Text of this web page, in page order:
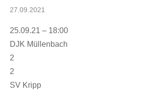
Posted
27.09.2021
25.09.21 – 18:00
DJK Müllenbach
2
2
SV Kripp